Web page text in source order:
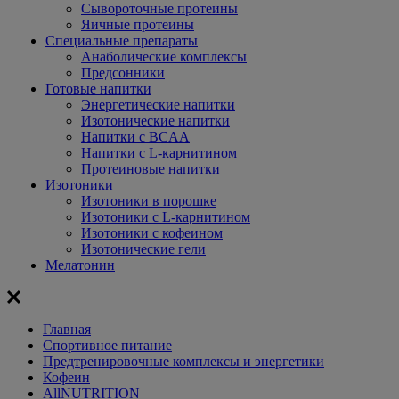
Сывороточные протеины
Яичные протеины
Специальные препараты
Анаболические комплексы
Предсонники
Готовые напитки
Энергетические напитки
Изотонические напитки
Напитки с BCAA
Напитки с L-карнитином
Протеиновые напитки
Изотоники
Изотоники в порошке
Изотоники с L-карнитином
Изотоники с кофеином
Изотонические гели
Мелатонин
Главная
Спортивное питание
Предтренировочные комплексы и энергетики
Кофеин
AllNUTRITION